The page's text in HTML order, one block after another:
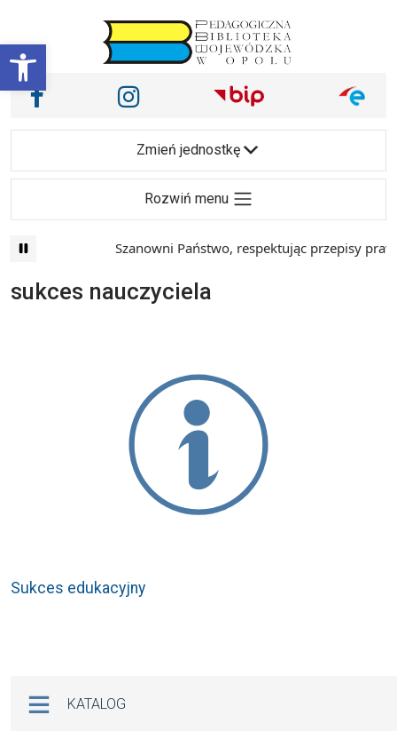
Otwórz pasek narzędzi
Main Navigation
Nasze media społecznościowe i inne
Facebook Instagram
Zmień jednostkę
Rozwiń menu
Szanowni Państwo, respektując przepisy
sukces nauczyciela
Sukces edukacyjny
KATALOG